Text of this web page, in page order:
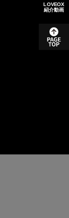
LOVEOX
紹介動画